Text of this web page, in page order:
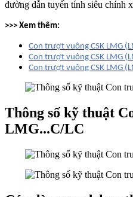
đường dẫn tuyến tính siêu chính
>>> Xem thêm:
Con trượt vuông CSK LMG
Con trượt vuông CSK LMG
Con trượt vuông CSK LMG
Thông số kỹ thuật
LMG...C/LC